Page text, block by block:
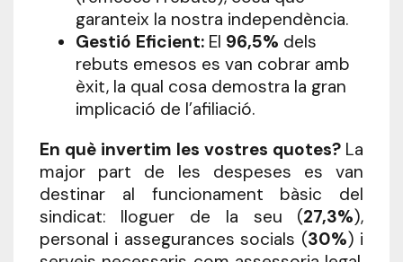
garanteix la nostra independència.
Gestió Eficient:El 96,5% dels
rebuts emesos es van cobrar amb
èxit, la qual cosa demostra la gran
implicació de l’afiliació.
En què invertim les vostres quotes? La
major part de les despeses es van
destinar al funcionament bàsic del
sindicat: lloguer de la seu (27,3%),
personal i assegurances socials (30%) i